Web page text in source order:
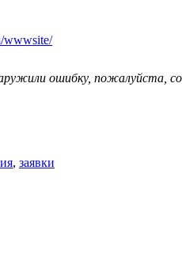
wwwsite/
ошибку, пожалуйста,
, заявки